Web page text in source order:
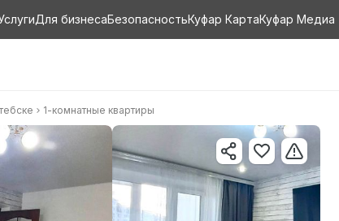
Для бизнесаБезопасностьКуфар КартаКуфар Медиа
1-комнатные квартиры